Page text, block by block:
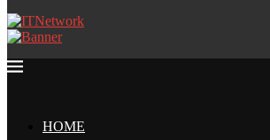
HOME